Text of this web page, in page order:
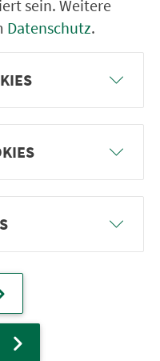
Eine Fahr­kar­te.
sein. Weitere
Datenschutz.